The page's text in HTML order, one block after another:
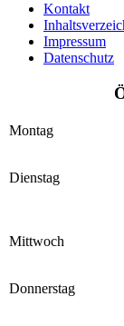
Kontakt
Impressum
Datenschutz
Montag
Dienstag
Mittwoch
Donnerstag